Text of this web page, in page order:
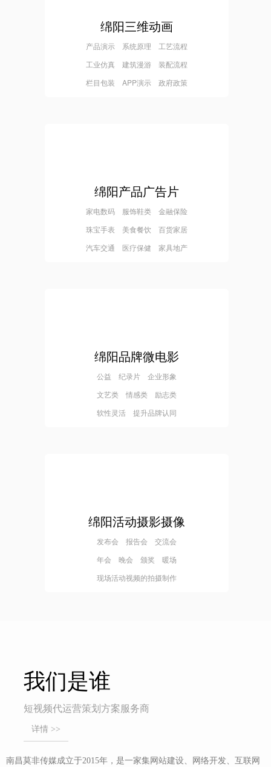
绵阳三维动画
产品演示 系统原理 工艺流程
工业仿真 建筑漫游 装配流程
栏目包装 APP演示 政府政策
绵阳产品广告片
家电数码 服饰鞋类 金融保险
珠宝手表 美食餐饮 百货家居
汽车交通 医疗保健 家具地产
绵阳品牌微电影
公益 纪录片 企业形象
文艺类 情感类 励志类
软性灵活 提升品牌认同
绵阳活动摄影摄像
发布会 报告会 交流会
年会 晚会 颁奖 暖场
现场活动视频的拍摄制作
我们是谁
短视频代运营策划方案服务商
详情 >>
南昌莫非传媒成立于2015年，是一家集网站建设、网络开发、互联网